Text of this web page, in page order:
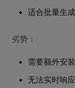
适合批量生
劣势：
需要额外安
无法实时响